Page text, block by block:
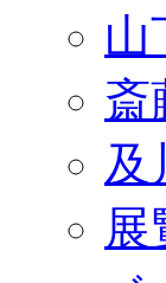
山
斎
及